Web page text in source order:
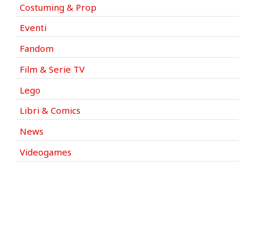
Costuming & Prop
Eventi
Fandom
Film & Serie TV
Lego
Libri & Comics
News
Videogames